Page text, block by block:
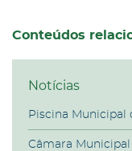
Conteúdos
Notícias
Piscina Municipal
Câmara Municipal